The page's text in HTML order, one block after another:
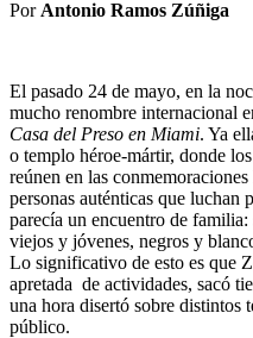
Por Antonio Ramos Zúñiga
El pasado 24 de mayo, en la
mucho renombre internacional
Casa del Preso en Miami. Ya
o templo héroe-mártir, donde
reúnen en las
personas auténticas que luchan
parecía un encuentro de
viejos y jóvenes, negros y
Lo significativo de esto es que
apretada de actividades, sacó
una hora disertó sobre distintos
público.